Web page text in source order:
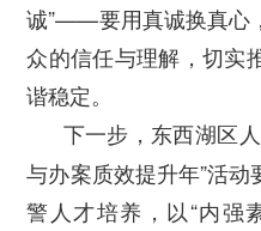
诚”——要用真诚换真心
众的信任与理解，切实
谐稳定。
下一步，东西湖区
与办案质效提升年”活
警人才培养，以“内强